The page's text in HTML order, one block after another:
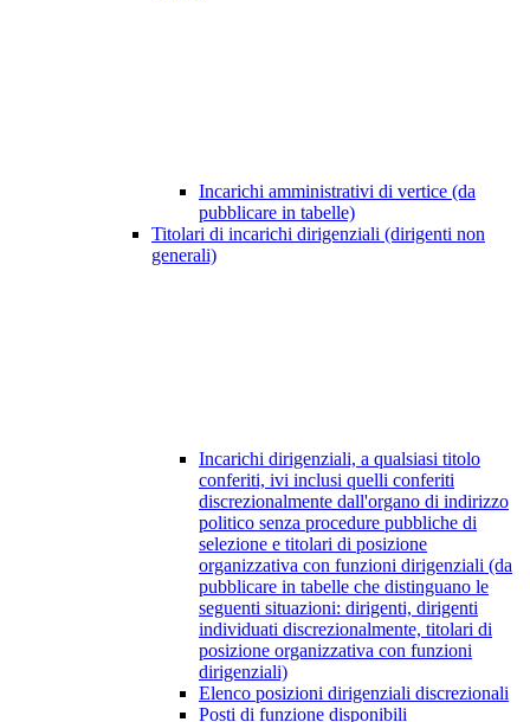
Incarichi amministrativi di vertice (da
pubblicare in tabelle)
Titolari di incarichi dirigenziali (dirigenti non
generali)
Incarichi dirigenziali, a qualsiasi titolo
conferiti, ivi inclusi quelli conferiti
discrezionalmente dall'organo di indirizzo
politico senza procedure pubbliche di
selezione e titolari di posizione
organizzativa con funzioni dirigenziali (da
pubblicare in tabelle che distinguano le
seguenti situazioni: dirigenti, dirigenti
individuati discrezionalmente, titolari di
posizione organizzativa con funzioni
dirigenziali)
Elenco posizioni dirigenziali discrezionali
Posti di funzione disponibili